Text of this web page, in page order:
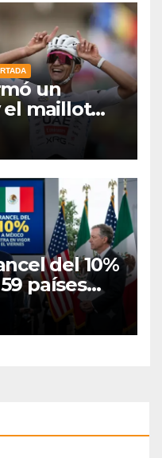
un
el maillot
Francia
del 10%
países